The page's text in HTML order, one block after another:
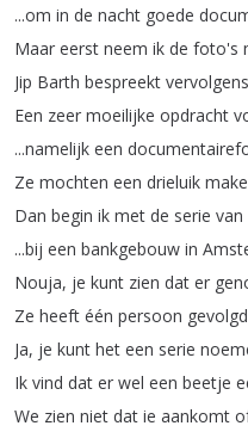
...om in de nacht goede
Maar eerst neem ik de foto's
Jip Barth bespreekt vervolgens
Een zeer moeilijke opdracht
...namelijk een
Ze mochten een drieluik
Dan begin ik met de serie van
...bij een bankgebouw in
Nouja, je kunt zien dat er
Ze heeft één persoon gevolgd
Ja, je kunt het een serie
Ik vind dat er wel een beetje
We zien niet dat ie aankomt